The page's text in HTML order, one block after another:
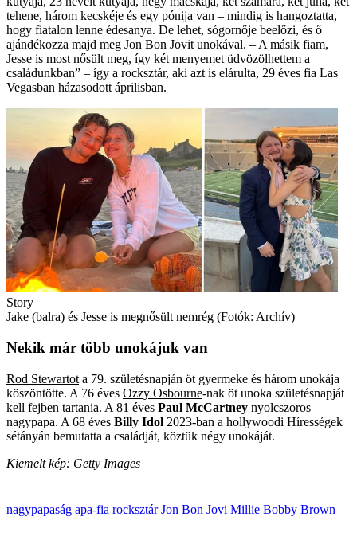
tehene, három kecskéje és egy pónija van – mindig is hangoztatta,
hogy fiatalon lenne édesanya. De lehet, sógornője beelőzi, és ő
ajándékozza majd meg Jon Bon Jovit unokával. – A másik fiam,
Jesse is most nősült meg, így két menyemet üdvözölhettem a
családunkban” – így a rocksztár, aki azt is elárulta, 29 éves fia Las
Vegasban házasodott áprilisban.
Story
Jake (balra) és Jesse is megnősült nemrég (Fotók: Archív)
Nekik már több unokájuk van
Rod Stewartot a 79. születésnapján öt gyermeke és három unokája
köszöntötte. A 76 éves Ozzy Osbourne-nak öt unoka születésnapját
kell fejben tartania. A 81 éves Paul McCartney nyolcszoros
nagypapa. A 68 éves Billy Idol 2023-ban a holly­woodi Hírességek
sétányán bemutatta a családját, köztük négy unokáját.
Kiemelt kép: Getty Images
nagypapaság apa-fia rocksztárJon Bon Jovi Millie Bobby­ Brown